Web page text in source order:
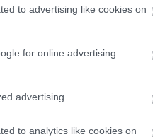
to advertising like cookies on
for online advertising
advertising.
to analytics like cookies on
minthogy
annak ellenére,